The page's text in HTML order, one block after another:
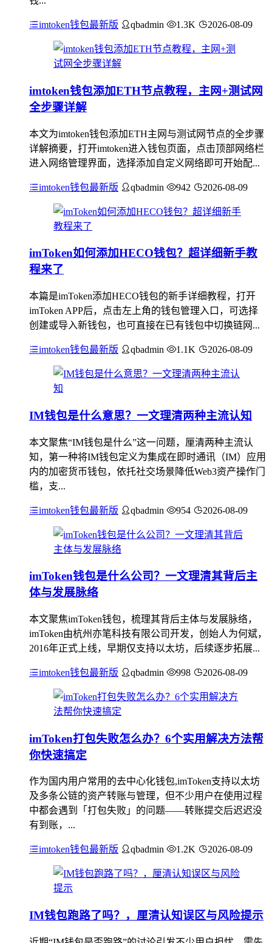
imtoken钱包最新版 qbadmin 1.3K 2026-08-09
imtoken钱包添加ETH节点教程，主网+测试网
全步骤详解
本文为imtoken钱包添加ETH主网与测试网节点的全步骤
详解摘要，打开imtoken进入钱包页面，点击顶部网络栏
进入网络管理界面，选择添加自定义网络即可开始配...
imtoken钱包最新版 qbadmin 942 2026-08-09
imToken如何添加HECO钱包？超详细新手教
程来了
本篇是imToken添加HECO钱包的新手详细教程，打开
imToken APP后，点击左上角的钱包管理入口，可选择
创建或导入新钱包，也可直接在已有钱包中切换链网...
imtoken钱包最新版 qbadmin 1.1K 2026-08-09
IM钱包是什么意思？一文理清两种主流认知
本文聚焦“IM钱包是什么”这一问题，厘清两种主流认
知，第一种将IM钱包定义为集成在即时通讯（IM）应用
内的加密货币钱包，依托社交场景降低Web3资产操作门
槛，支...
imtoken钱包最新版 qbadmin 954 2026-08-09
imToken钱包是什么公司？一文理清其背后主
体与发展脉络
本文聚焦imToken钱包，梳理其背后主体与发展脉络，
imToken由杭州亦笔科技有限公司开发，创始人为何斌，
2016年正式上线，早期仅支持以太坊，后续逐步拓展...
imtoken钱包最新版 qbadmin 998 2026-08-09
imToken打包失败怎么办？6个实用解决方法帮
你快速搞定
作为国内用户常用的去中心化钱包,imToken支持以太坊
及多条公链的资产转账与管理，但不少用户在使用过程
中都会遇到「打包失败」的问题——转账提交后迟迟没
有到账，...
imtoken钱包最新版 qbadmin 1.2K 2026-08-09
IM钱包跑路了吗？，厘清认知误区与风险提示